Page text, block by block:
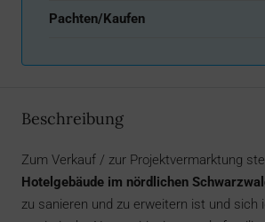
Pachten/Kaufen
Beschreibung
Zum Verkauf / zur Projektvermarktung
Hotelgebäude im nördlichen
zu sanieren und zu erweitern ist und sich